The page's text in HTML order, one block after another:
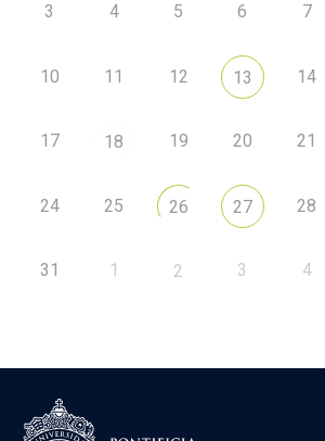
3 4 5 6 7
10 11 12 13 14
17 18 19 20 21
24 25 26 27 28
31 1 2 3 4